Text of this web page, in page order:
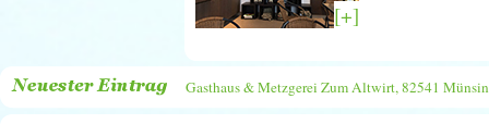
[+]
Gasthaus & Metzgerei Zum Altwirt, 82541